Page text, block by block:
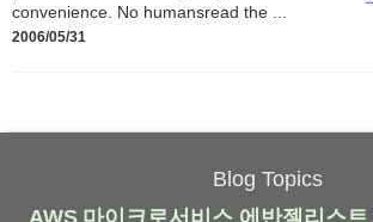
convenience. No humansread the ...
2006/05/31
Blog Topics
AWS 마이크로서비스 에반젤리스트